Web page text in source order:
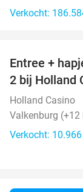
Verkocht:
Entree +
2 bij Holland
Holland Casino
Valkenburg
Verkocht: 10.966